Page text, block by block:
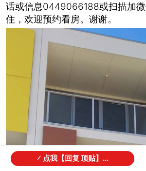
话或信息0449066188或扫描加
住，欢迎预约看房。谢谢。
点我【回复 顶贴】...